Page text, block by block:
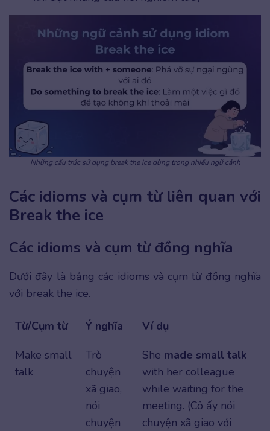
Những cấu trúc sử dụng break the ice dùng trong nhiều ngữ cảnh
Các idioms và cụm từ liên quan với
Break the ice
Các idioms và cụm từ đồng nghĩa
Dưới đây là bảng các idioms và cụm từ đồng nghĩa
với break the ice.
Từ/Cụm từ Ý nghĩa
Ví dụ
Make small
talk
Trò
chuyện
xã giao,
nói
chuyện
She made small talk
with her colleague
while waiting for the
meeting. (Cô ấy nói
chuyện xã giao với